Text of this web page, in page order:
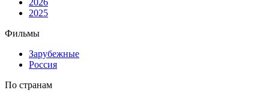
2026
2025
Фильмы
Зарубежные
Россия
По странам